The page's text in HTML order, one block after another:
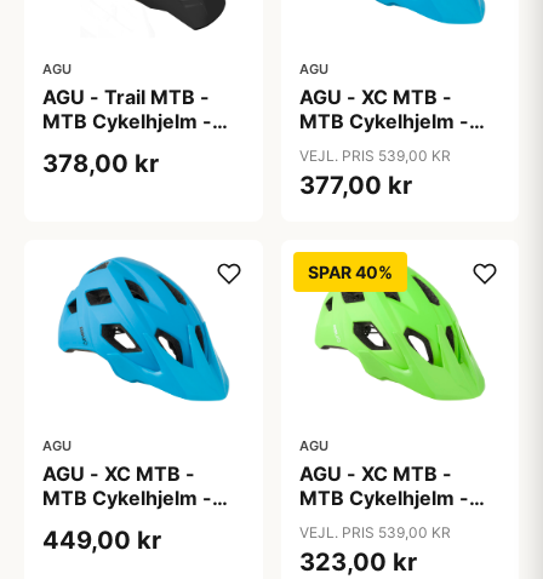
AGU
AGU - Trail MTB -
MTB Cykelhjelm -
378,00 kr
AGU
AGU - XC MTB -
MTB Cykelhjelm -
Blå - Str. 52-58 cm
VEJL. PRIS 539,00 KR
377,00 kr
AGU
AGU - XC MTB -
MTB Cykelhjelm -
449,00 kr
SPAR 40%
AGU
AGU - XC MTB -
MTB Cykelhjelm -
Grøn - Str. 52-58 cm
VEJL. PRIS 539,00 KR
323,00 kr